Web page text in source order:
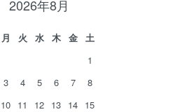
2026年8月
月 火 水 木 金
土
1
3 4 5 6 7
8
10 11 12 13 14 15